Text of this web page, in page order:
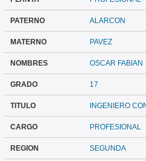
PATERNO ALARCON
MATERNO PAVEZ
NOMBRES OSCAR FABIAN
GRADO 17
TITULO INGENIERO
CARGO PROFESIONAL
REGION SEGUNDA